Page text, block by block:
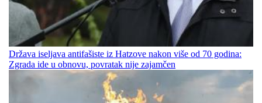
Država iseljava antifašiste iz Hatzove nakon više od 70 godina:
Zgrada ide u obnovu, povratak nije zajamčen